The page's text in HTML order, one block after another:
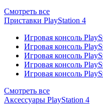
Смотреть все
Приставки PlayStation 4
Игровая консоль
Игровая консоль
Игровая консоль
Игровая консоль
Игровая консоль
Смотреть все
Аксессуары PlayStation 4